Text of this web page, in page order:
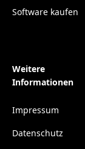
Software kaufen
Weitere
Informationen
Impressum
Datenschutz